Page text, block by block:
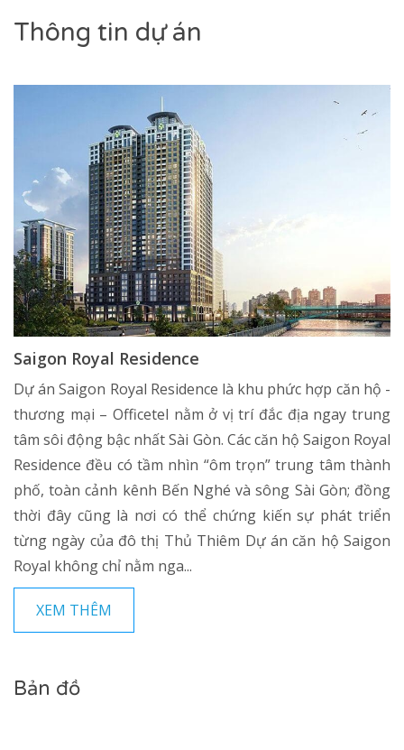
Thông tin dự án
Saigon Royal Residence
Dự án Saigon Royal Residence là khu phức hợp căn hộ -
thương mại – Officetel nằm ở vị trí đắc địa ngay trung
tâm sôi động bậc nhất Sài Gòn. Các căn hộ Saigon Royal
Residence đều có tầm nhìn “ôm trọn” trung tâm thành
phố, toàn cảnh kênh Bến Nghé và sông Sài Gòn; đồng
thời đây cũng là nơi có thể chứng kiến sự phát triển
từng ngày của đô thị Thủ Thiêm Dự án căn hộ Saigon
Royal không chỉ nằm nga...
XEM THÊM
Bản đồ